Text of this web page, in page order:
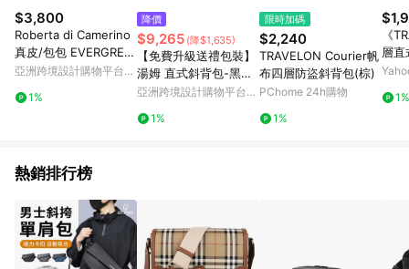
限」)，以同一訂單中同一商品不論件數計算，並依訂單成立時間
當下LINE購物所設定的回饋機制為準。 《8》LINE購物為購物資
訊整合性平台，商品資料更新會有時間差，如顯示之商品規格、
顏色、價位、贈品與PChome 24h購物銷售網頁不符，以銷售網
頁標示為準！
$3,800
Roberta di Camerino
真皮/包包 EVERGREE
N 直立 側背包
亞洲跨境設計購物平台
1%
降價
$9,265 (降$1,635)
【免費升級送禮包裝】
湯姆 直式斜背包-黑色/
BF542-17-BK
亞洲跨境設計購物平台
1%
限時加碼
$2,240
TRAVELON Courier帆
布四層防盜斜背包(棕)
PChome 24h購物
1%
《
層
- 側
1%
熱銷排行榜